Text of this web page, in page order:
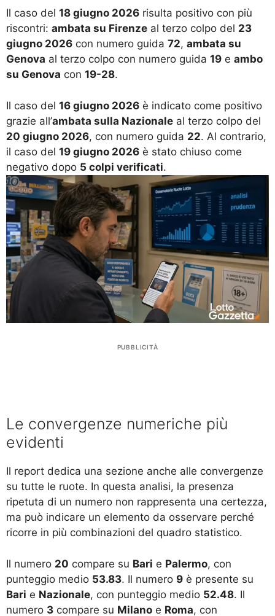
Il caso del 18 giugno 2026 risulta positivo con più
riscontri: ambata su Firenze al terzo colpo del 23
giugno 2026 con numero guida 72, ambata su
Genova al terzo colpo con numero guida 19 e ambo
su Genova con 19-28.
Il caso del 16 giugno 2026 è indicato come positivo
grazie all’ambata sulla Nazionale al terzo colpo del
20 giugno 2026, con numero guida 22. Al contrario,
il caso del 19 giugno 2026 è stato chiuso come
negativo dopo 5 colpi verificati.
PUBBLICITÀ
Le convergenze numeriche più
evidenti
Il report dedica una sezione anche alle convergenze
su tutte le ruote. In questa analisi, la presenza
ripetuta di un numero non rappresenta una certezza,
ma può indicare un elemento da osservare perché
ricorre in più combinazioni del quadro statistico.
Il numero 20 compare su Bari e Palermo, con
punteggio medio 53.83. Il numero 9 è presente su
Bari e Nazionale, con punteggio medio 52.48. Il
numero 3 compare su Milano e Roma, con